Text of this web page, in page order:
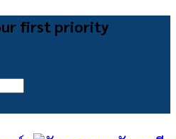
first priority